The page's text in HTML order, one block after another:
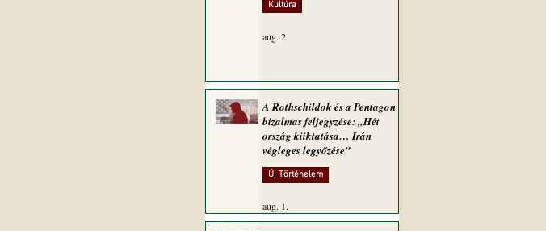
Kultúra
aug. 2.
A Rothschildok és a Pentagon
bizalmas feljegyzése: „Hét
ország kiiktatása… Irán
végleges legyőzése”
Új Történelem
aug. 1.